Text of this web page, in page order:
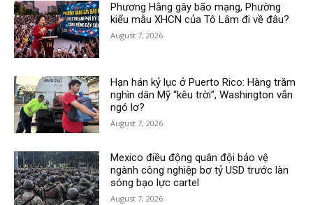
Phương Hằng gây bão mạng, Phường
kiểu mẫu XHCN của Tô Lâm đi về đâu?
August 7, 2026
Hạn hán kỷ lục ở Puerto Rico: Hàng trăm
nghìn dân Mỹ “kêu trời”, Washington vẫn
ngó lơ?
August 7, 2026
Mexico điều động quân đội bảo vệ
ngành công nghiệp bơ tỷ USD trước làn
sóng bạo lực cartel
August 7, 2026